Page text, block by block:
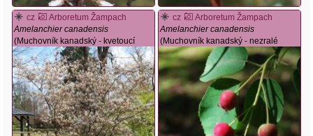
cz
Arboretum Žampach
Amelanchier canadensis
(Muchovník kanadský - kvetoucí
habitus)
cz
Arboretum Žampach
Amelanchier canadensis
(Muchovník kanadský - nezralé
plody)